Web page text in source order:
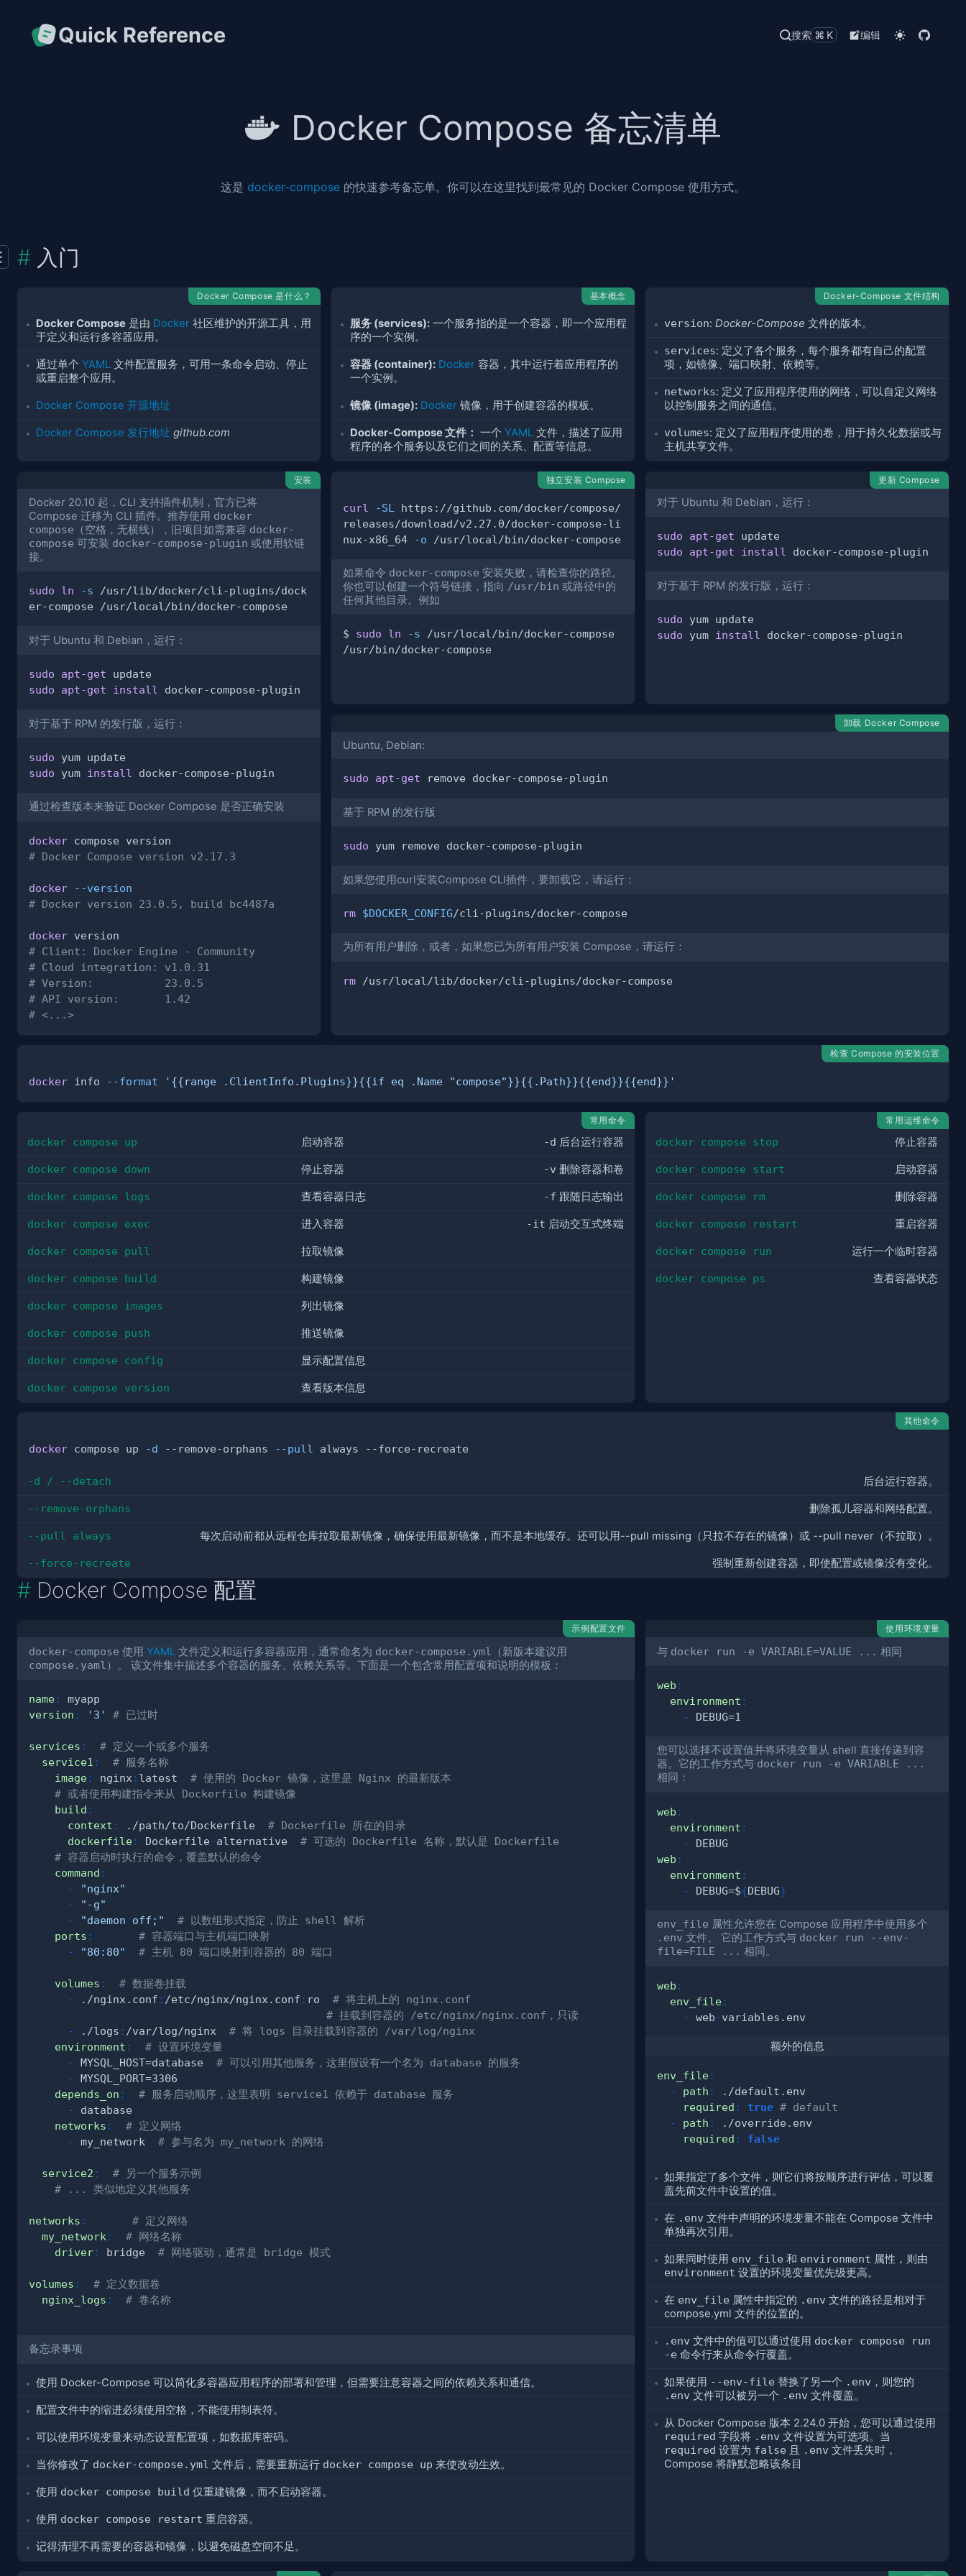
Quick Reference 搜索 ⌘K 编辑
Docker Compose 备忘清单
这是 docker-compose 的快速参考备忘单。你可以在这里找到最常见的 Docker Compose 使用方式。
入门
Docker Compose 是什么？
Docker Compose 是由 Docker 社区维护的开源工具，用
于定义和运行多容器应用。
通过单个 YAML 文件配置服务，可用一条命令启动、停止
或重启整个应用。
Docker Compose 开源地址
Docker Compose 发行地址 github.com
基本概念
服务 (services): 一个服务指的是一个容器，即一个应用程
序的一个实例。
容器 (container): Docker 容器，其中运行着应用程序的
一个实例。
镜像 (image): Docker 镜像，用于创建容器的模板。
Docker-Compose 文件： 一个YAML 文件，描述了应用
程序的各个服务以及它们之间的关系、配置等信息。
Docker-Compose 文件结构
version:Docker-Compose 文件的版本。
services: 定义了各个服务，每个服务都有自己的配置
项，如镜像、端口映射、依赖等。
networks: 定义了应用程序使用的网络，可以自定义网络
以控制服务之间的通信。
volumes: 定义了应用程序使用的卷，用于持久化数据或与
主机共享文件。
安装
Docker 20.10 起，CLI 支持插件机制，官方已将
Compose 迁移为 CLI 插件。推荐使用 docker
compose （空格，无横线），旧项目如需兼容 docker-
compose 可安装 docker-compose-plugin 或使用软链
接。
sudo ln -s /usr/lib/docker/cli-plugins/dock
对于 Ubuntu 和 Debian，运行：
sudo apt-get
sudo
apt-get install
对于基于 RPM 的发行版，运行：
sudo
sudo yum install
通过检查版本来验证 Docker Compose 是否正确安装
docker
# Docker Compose version v2.17.3
docker
--version
# Docker version 23.0.5, build bc4487a
docker
# Client: Docker Engine - Community
# Cloud integration: v1.0.31
# Version:           23.0.5
# API version:       1.42
# <...>
独立安装 Compose
curl -SL
https://github.com/docker/compose/
releases/download/v2.27.0/docker-compose-li
nux-x86_64
-o
如果命令 docker-compose 安装失败，请检查你的路径。
你也可以创建一个符号链接，指向 /usr/bin 或路径中的
任何其他目录。例如
$ sudo ln -s /usr/local/bin/docker-compose
更新 Compose
对于 Ubuntu 和 Debian，运行：
sudo apt-get
sudo
apt-get install
对于基于 RPM 的发行版，运行：
sudo
sudo yum install
卸载 Docker Compose
Ubuntu, Debian:
sudo apt-get
基于 RPM 的发行版
sudo
如果您使用curl安装Compose CLI插件，要卸载它，请运行：
rm $DOCKER_CONFIG
为所有用户删除，或者，如果您已为所有用户安装 Compose，请运行：
rm
检查 Compose 的安装位置
docker info --format '{{range .ClientInfo.Plugins}}{{if eq .Name "compose"}}{{.Path}}{{end}}{{end}}'
常用命令
docker compose up 启动容器 -d 后台运行容器
docker compose down 停止容器 -v 删除容器和卷
docker compose logs 查看容器日志 -f 跟随日志输出
docker compose exec 进入容器 -it 启动交互式终端
docker compose pull 拉取镜像
docker compose build 构建镜像
docker compose images 列出镜像
docker compose push 推送镜像
docker compose config 显示配置信息
docker compose version 查看版本信息
常用运维命令
docker compose stop 停止容器
docker compose start 启动容器
docker compose rm 删除容器
docker compose restart 重启容器
docker compose run 运行一个临时容器
docker compose ps 查看容器状态
其他命令
docker compose up -d --remove-orphans --pull
-d / --detach 后台运行容器。
--remove-orphans 删除孤儿容器和网络配置。
--pull always 每次启动前都从远程仓库拉取最新镜像，确保使用最新镜像，而不是本地缓存。还可以用--pull missing（只拉不存在的镜像）或 --pull never（不拉取）。
--force-recreate 强制重新创建容器，即使配置或镜像没有变化。
Docker Compose 配置
示例配置文件
docker-compose 使用 YAML 文件定义和运行多容器应用，通常命名为 docker-compose.yml （新版本建议用
compose.yaml ）。 该文件集中描述多个容器的服务、依赖关系等。下面是一个包含常用配置项和说明的模板：
name:
version : '3' # 已过时
services :
# 定义一个或多个服务
service1 :
# 服务名称
image: nginx : latest # 使用的 Docker 镜像，这里是 Nginx 的最新版本
# 或者使用构建指令来从 Dockerfile 构建镜像
build :
context : ./path/to/Dockerfile # Dockerfile 所在的目录
dockerfile: Dockerfile-alternative # 可选的 Dockerfile 名称，默认是 Dockerfile
# 容器启动时执行的命令，覆盖默认的命令
command :
-
"nginx"
-
"-g"
-
"daemon off;"
# 以数组形式指定，防止 shell 解析
ports :
# 容器端口与主机端口映射
-
"80:80" # 主机 80 端口映射到容器的 80 端口
volumes :
# 数据卷挂载
-
./nginx.conf : /etc/nginx/nginx.conf : ro # 将主机上的 nginx.conf
# 挂载到容器的 /etc/nginx/nginx.conf，只读
-
./logs : /var/log/nginx # 将 logs 目录挂载到容器的 /var/log/nginx
environment :
# 设置环境变量
-
MYSQL_HOST=database # 可以引用其他服务，这里假设有一个名为 database 的服务
-
depends_on :
# 服务启动顺序，这里表明 service1 依赖于 database 服务
-
networks :
# 定义网络
-
my_network # 参与名为 my_network 的网络
service2 :
# 另一个服务示例
# ... 类似地定义其他服务
networks :
# 定义网络
my_network :
# 网络名称
driver: bridge # 网络驱动，通常是 bridge 模式
volumes :
# 定义数据卷
nginx_logs : # 卷名称
备忘录事项
使用 Docker-Compose 可以简化多容器应用程序的部署和管理，但需要注意容器之间的依赖关系和通信。
配置文件中的缩进必须使用空格，不能使用制表符。
可以使用环境变量来动态设置配置项，如数据库密码。
当你修改了 docker-compose.yml 文件后，需要重新运行 docker compose up 来使改动生效。
使用 docker compose build 仅重建镜像，而不启动容器。
使用 docker compose restart 重启容器。
记得清理不再需要的容器和镜像，以避免磁盘空间不足。
使用环境变量
与 docker run -e VARIABLE=VALUE ... 相同
web :
environment :
-
您可以选择不设置值并将环境变量从 shell 直接传递到容
器。它的工作方式与 docker run -e VARIABLE ...
相同：
web :
environment :
-
web :
environment :
-
DEBUG=${DEBUG}
env_file 属性允许您在 Compose 应用程序中使用多个
.env 文件。 它的工作方式与 docker run --env-
file=FILE ... 相同。
web :
env_file:
-
web-
额外的信息
env_file:
-
path :
required : true # default
-
path :
required : false
如果指定了多个文件，则它们将按顺序进行评估，可以覆
盖先前文件中设置的值。
在 .env 文件中声明的环境变量不能在 Compose 文件中
单独再次引用。
如果同时使用 env_file 和 environment 属性，则由
environment 设置的环境变量优先级更高。
在 env_file 属性中指定的 .env 文件的路径是相对于
compose.yml 文件的位置的。
.env 文件中的值可以通过使用 docker compose run
-e 命令行来从命令行覆盖。
如果使用 --env-file 替换了另一个 .env ，则您的
.env 文件可以被另一个 .env 文件覆盖。
从 Docker Compose 版本 2.24.0 开始，您可以通过使用
required 字段将 .env 文件设置为可选项。当
required 设置为 false 且 .env 文件丢失时，
Compose 将静默忽略该条目